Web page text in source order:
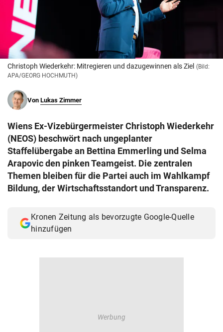
© Krone Multimedia GmbH & Co KG 2026
Muthgasse 2, 1190 Wien
Christoph Wiederkehr: Mitregieren und dazugewinnen als Ziel (Bild:
APA/GEORG HOCHMUTH)
Von Lukas Zimmer
Wiens Ex-Vizebürgermeister Christoph Wiederkehr
(NEOS) beschwört nach ungeplanter
Staffelübergabe an Bettina Emmerling und Selma
Arapovic den pinken Teamgeist. Die zentralen
Themen bleiben für die Partei auch im Wahlkampf
Bildung, der Wirtschaftsstandort und Transparenz.
Kronen Zeitung als bevorzugte Google-Quelle
hinzufügen